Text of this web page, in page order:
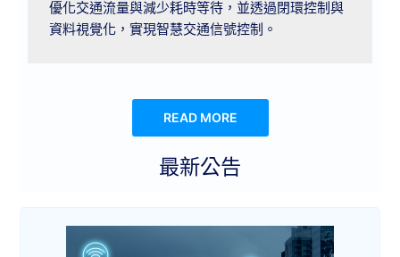
優化交通流量與減少耗時等待，並透過閉環控制與
READ MORE
最新公告